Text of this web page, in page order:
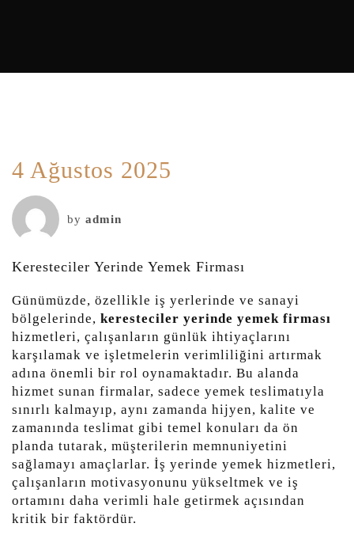
4 Ağustos 2025
by admin
Keresteciler Yerinde Yemek Firması
Günümüzde, özellikle iş yerlerinde ve sanayi
bölgelerinde, keresteciler yerinde yemek firması
hizmetleri, çalışanların günlük ihtiyaçlarını
karşılamak ve işletmelerin verimliliğini artırmak
adına önemli bir rol oynamaktadır. Bu alanda
hizmet sunan firmalar, sadece yemek teslimatıyla
sınırlı kalmayıp, aynı zamanda hijyen, kalite ve
zamanında teslimat gibi temel konuları da ön
planda tutarak, müşterilerin memnuniyetini
sağlamayı amaçlarlar. İş yerinde yemek hizmetleri,
çalışanların motivasyonunu yükseltmek ve iş
ortamını daha verimli hale getirmek açısından
kritik bir faktördür.